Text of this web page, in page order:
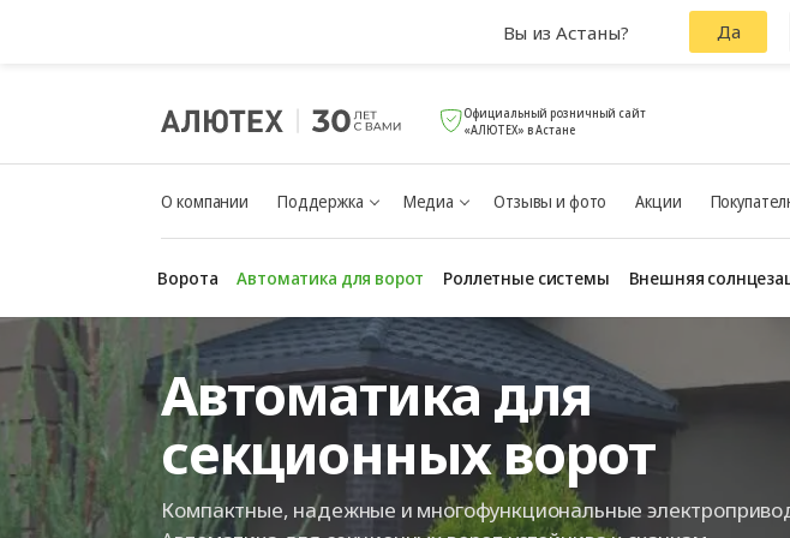
Официальный розничный сайт
«АЛЮТЕХ» в Астане
О компании Поддержка Медиа Отзывы и фото Акции
Ворота Автоматика для ворот Роллетные системы Внешняя
Автоматика для
секционных ворот
Компактные, надежные и многофункциональные
Вы из Астаны? Да